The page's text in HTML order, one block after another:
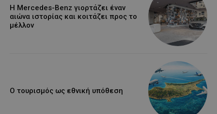
Η Mercedes-Benz γιορτάζει έναν
αιώνα ιστορίας και κοιτάζει προς το
μέλλον
Ο τουρισμός ως εθνική υπόθεση